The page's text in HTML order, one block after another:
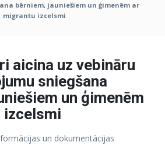
bērniem, jauniešiem un ģimenēm ar
migrantu izcelsmi
aicina uz vebināru
sniegšana
un ģimenēm
izcelsmi
un dokumentācijas